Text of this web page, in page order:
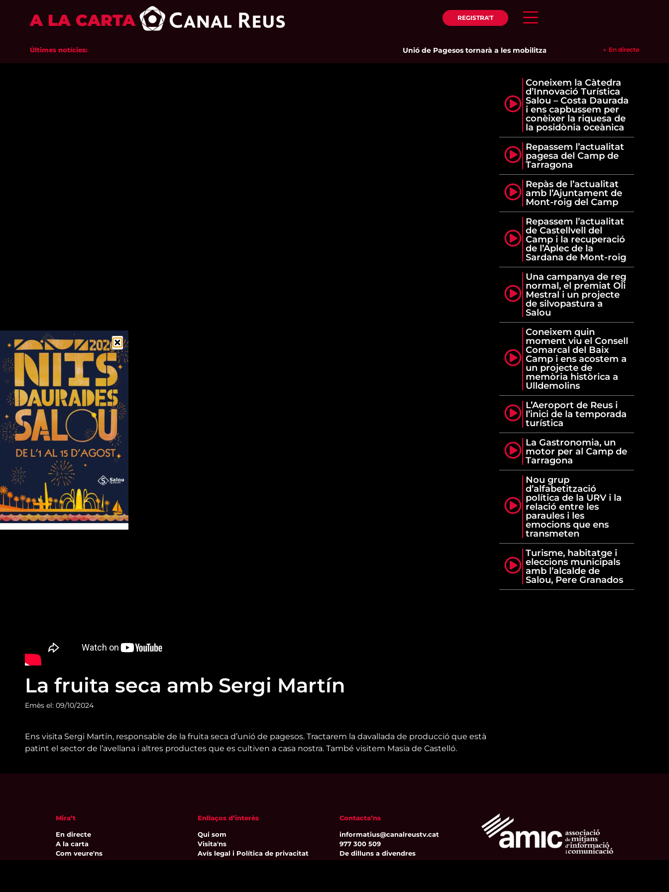
A LA CARTA REGISTRA'T
Últimes notícies: Unió de Pagesos tornarà a les mobilitzacions per defensar els cultius de la
En directe
La fruita seca amb Sergi Martín
Emès el: 09/10/2024
Ens visita Sergi Martín, responsable de la fruita seca d’unió de pagesos. Tractarem la davallada de producció que està
patint el sector de l’avellana i altres productes que es cultiven a casa nostra. També visitem Masia de Castelló.
Coneixem la Càtedra
d’Innovació Turística
Salou – Costa Daurada
i ens capbussem per
conèixer la riquesa de
la posidònia oceànica
Repassem l’actualitat
pagesa del Camp de
Tarragona
Repàs de l’actualitat
amb l’Ajuntament de
Mont-roig del Camp
Repassem l’actualitat
de Castellvell del
Camp i la recuperació
de l’Aplec de la
Sardana de Mont-roig
Una campanya de reg
normal, el premiat Oli
Mestral i un projecte
de silvopastura a
Salou
Coneixem quin
moment viu el Consell
Comarcal del Baix
Camp i ens acostem a
un projecte de
memòria històrica a
Ulldemolins
L’Aeroport de Reus i
l’inici de la temporada
turística
La Gastronomia, un
motor per al Camp de
Tarragona
Nou grup
d’alfabetització
política de la URV i la
relació entre les
paraules i les
emocions que ens
transmeten
Turisme, habitatge i
eleccions municipals
amb l’alcalde de
Salou, Pere Granados
Mira’t
En directe
A la carta
Com veure'ns
Accedeix al compte
Enllaços d’interès
Qui som
Visita'ns
Avís legal i Política de privacitat
Política de galetes
Contacta’ns
informatius@canalreustv.cat
977 300 509
De dilluns a divendres
de 9:00h a 18:00h